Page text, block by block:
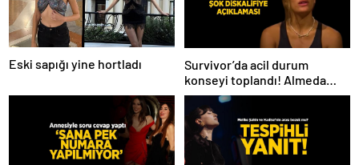
Eski sapığı yine hortladı
Survivor’da acil durum
konseyi toplandı! Almeda
Baylan diskalifiye mi oldu?